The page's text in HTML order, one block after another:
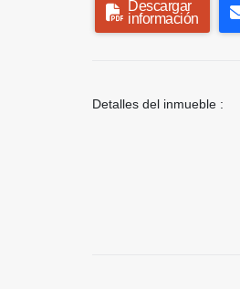
Descargar
información
Detalles del inmueble :